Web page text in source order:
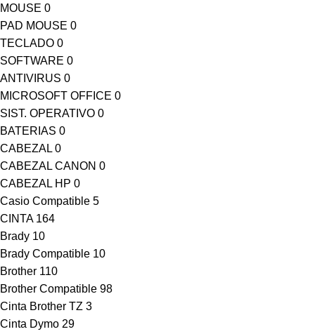
MOUSE 0
PAD MOUSE 0
TECLADO 0
SOFTWARE 0
ANTIVIRUS 0
MICROSOFT OFFICE 0
SIST. OPERATIVO 0
BATERIAS 0
CABEZAL 0
CABEZAL CANON 0
CABEZAL HP 0
Casio Compatible 5
CINTA 164
Brady 10
Brady Compatible 10
Brother 110
Brother Compatible 98
Cinta Brother TZ 3
Cinta Dymo 29